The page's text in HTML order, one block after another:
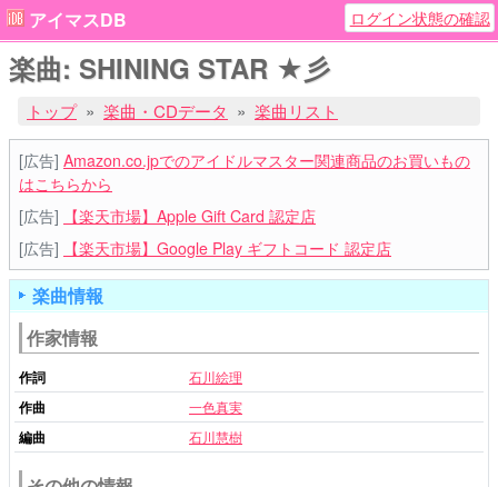
アイマスDB ログイン状態の確認
楽曲: SHINING STAR ★彡
トップ 楽曲・CDデータ 楽曲リスト
[広告] Amazon.co.jpでのアイドルマスター関連商品のお買いもの
はこちらから
[広告]
【楽天市場】Apple Gift Card 認定店
[広告]
【楽天市場】Google Play ギフトコード 認定店
楽曲情報
作家情報
作詞 石川絵理
作曲 一色真実
編曲 石川慧樹